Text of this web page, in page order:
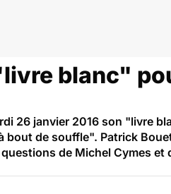
blanc"
26 janvier 2016 son "livre
de souffle". Patrick
de Michel Cymes et